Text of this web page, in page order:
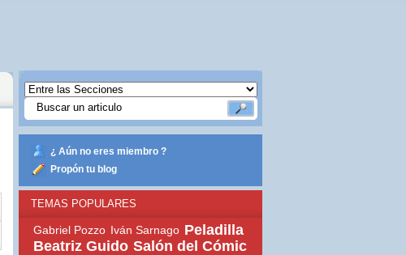
¿ Aún no eres miembro ?
Propón tu blog
TEMAS POPULARES
Gabriel Pozzo Iván Sarnago Peladilla
Beatriz Guido Salón del Cómic